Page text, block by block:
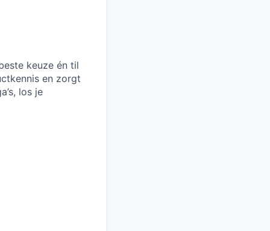
keuze én til
en zorgt
los je